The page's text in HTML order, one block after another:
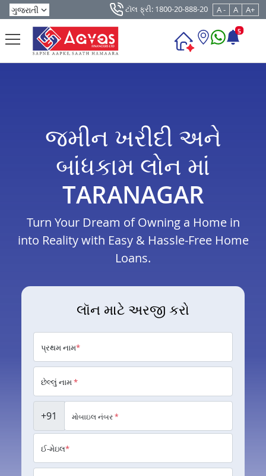
ટૉલ ફ્રી: 1800-20-888-20 A - A A+
5
જમીન ખરીદી અને
બાંધકામ લોન માં
TARANAGAR
Turn Your Dream of Owning a Home in
into Reality with Easy & Hassle-Free Home
Loans.
લૉન માટે અરજી કરો
પ્રથમ નામ*
છેલ્લું નામ*
+91 મોબાઇલ નંબર*
ઈ-મેઇલ*